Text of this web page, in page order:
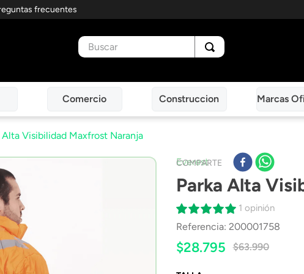
frecuentes
Buscar
Comercio Construccion Marcas
Alta Visibilidad Maxfrost Naranja
COMPARTE
Everest
Parka Alta
1 opinión
Referencia: 200001758
$28.795 $63.990